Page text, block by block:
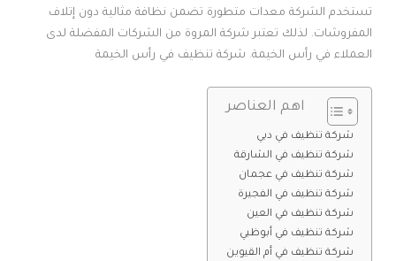
تستخدم الشركة معدات متطورة تضمن نظافة مثالية دون إتلاف
المفروشات. لذلك تعتبر شركة المروة من الشركات المفضلة لدى
العملاء في رأس الخيمة. شركة تنظيف في رأس الخيمة
اهم العناصر
شركة تنظيف في دبي
شركة تنظيف في الشارقة
شركة تنظيف في عجمان
شركة تنظيف في الفجيرة
شركة تنظيف في العين
شركة تنظيف في أبوظبي
شركة تنظيف في أم القيوين